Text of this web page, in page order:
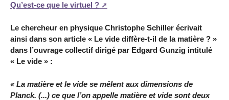
Qu’est-ce que le virtuel ?
Le chercheur en physique Christophe Schiller écrivait
ainsi dans son article « Le vide diffère-t-il de la matière ? »
dans l’ouvrage collectif dirigé par Edgard Gunzig intitulé
« Le vide » :
« La matière et le vide se mêlent aux dimensions de
Planck. (...) ce que l’on appelle matière et vide sont deux